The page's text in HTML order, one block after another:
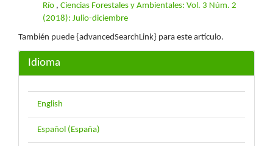
Río , Ciencias Forestales y Ambientales: Vol. 3 Núm. 2
(2018): Julio-diciembre
También puede {advancedSearchLink} para este artículo.
Idioma
English
Español (España)